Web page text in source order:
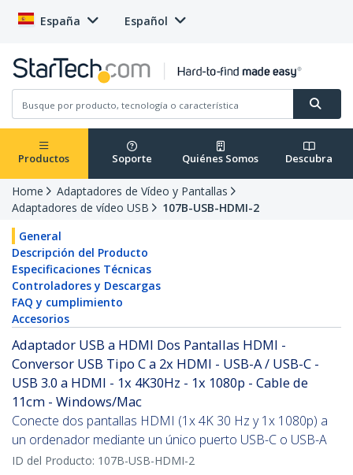
España Español
Productos Soporte Quiénes Somos Descubra
Home
Adaptadores de Vídeo y Pantallas
Adaptadores de vídeo USB
107B-USB-HDMI-2
General
Descripción del Producto
Especificaciones Técnicas
Controladores y Descargas
FAQ y cumplimiento
Accesorios
Adaptador USB a HDMI Dos Pantallas HDMI -
Conversor USB Tipo C a 2x HDMI - USB-A / USB-C -
USB 3.0 a HDMI - 1x 4K30Hz - 1x 1080p - Cable de
11cm - Windows/Mac
Conecte dos pantallas HDMI (1x 4K 30 Hz y 1x 1080p) a
un ordenador mediante un único puerto USB-C o USB-A
ID del Producto: 107B-USB-HDMI-2